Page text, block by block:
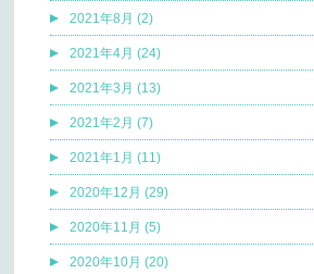
2021年8月 (2)
2021年4月 (24)
2021年3月 (13)
2021年2月 (7)
2021年1月 (11)
2020年12月 (29)
2020年11月 (5)
2020年10月 (20)